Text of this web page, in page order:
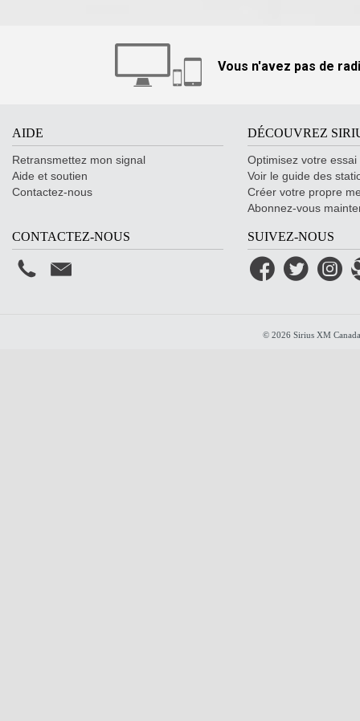
Vous n'avez pas de
AIDE
Retransmettez mon signal
Aide et soutien
Contactez-nous
DÉCOUVREZ
Optimisez votre essai
Voir le guide des
Créer votre propre
Abonnez-vous
CONTACTEZ-NOUS SUIVEZ-NOUS
© 2026 Sirius XM